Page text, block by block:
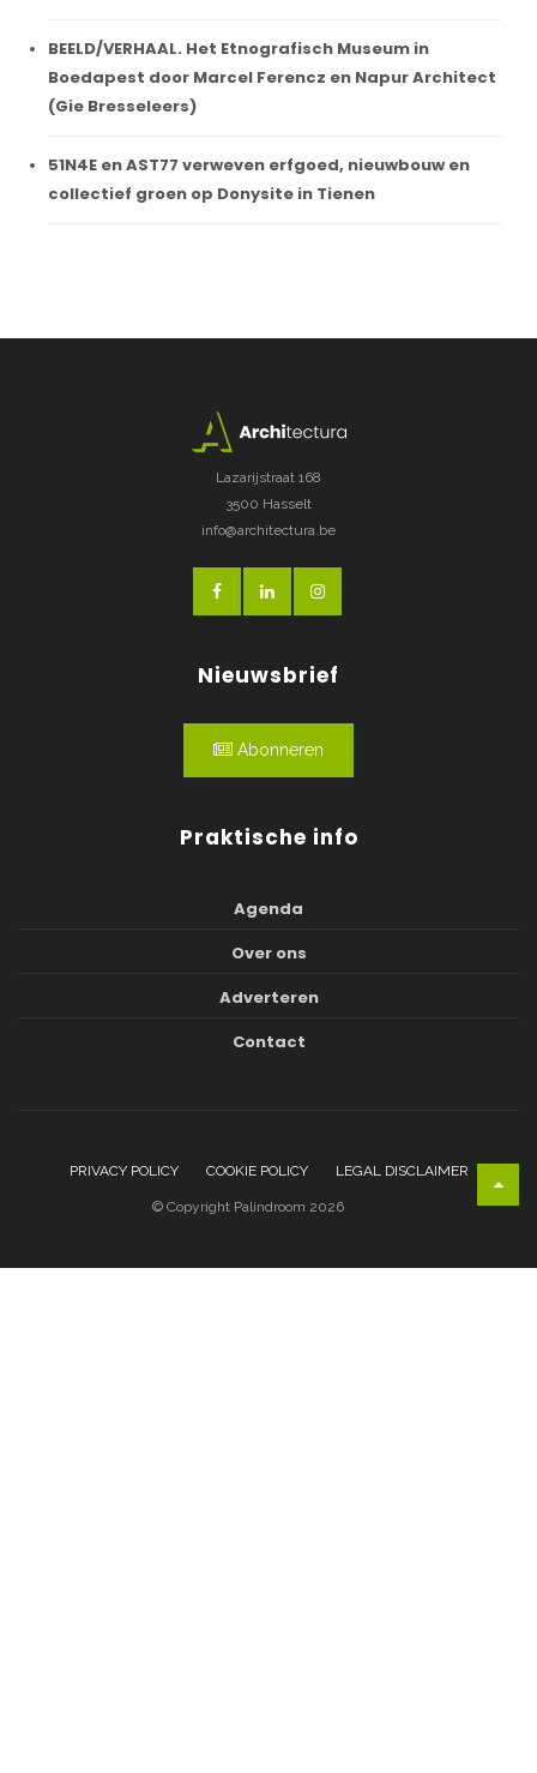
BEELD/VERHAAL. Het Etnografisch Museum in
Boedapest door Marcel Ferencz en Napur Architect
(Gie Bresseleers)
51N4E en AST77 verweven erfgoed, nieuwbouw en
collectief groen op Donysite in Tienen
Lazarijstraat 168
3500 Hasselt
info@architectura.be
Nieuwsbrief
Abonneren
Praktische info
Agenda
Over ons
Adverteren
Contact
PRIVACY POLICY COOKIE POLICY LEGAL DISCLAIMER
© Copyright Palindroom 2026